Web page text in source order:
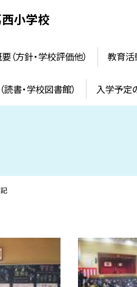
小学校
（方針・学校評価他） 教育活
読書・学校図書館） 入学予定